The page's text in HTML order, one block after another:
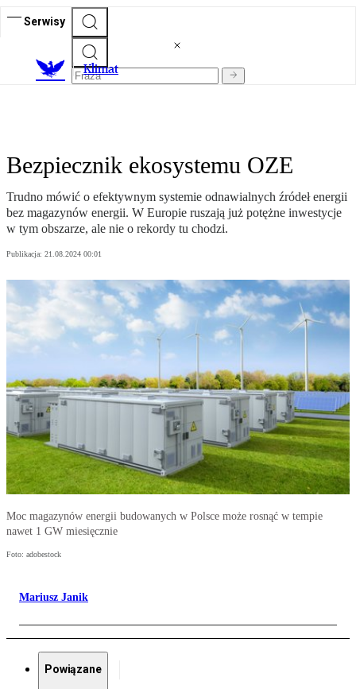
Serwisy
Klimat
Bezpiecznik ekosystemu OZE
Trudno mówić o efektywnym systemie odnawialnych źródeł energii
bez magazynów energii. W Europie ruszają już potężne inwestycje
w tym obszarze, ale nie o rekordy tu chodzi.
Publikacja: 21.08.2024 00:01
Moc magazynów energii budowanych w Polsce może rosnąć w tempie
nawet 1 GW miesięcznie
Foto: adobestock
Mariusz Janik
Powiązane